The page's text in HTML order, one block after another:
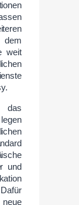
dem
weit
das
und